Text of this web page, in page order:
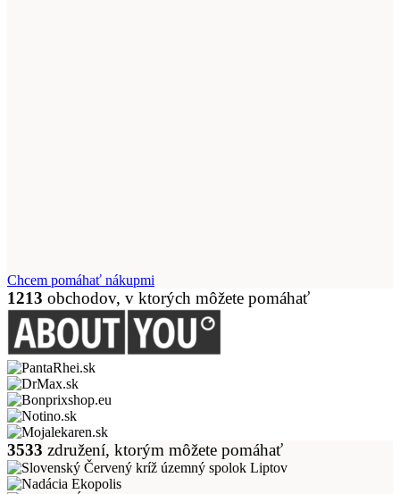
Chcem pomáhať nákupmi
1213 obchodov, v ktorých môžete pomáhať
3533 združení, ktorým môžete pomáhať